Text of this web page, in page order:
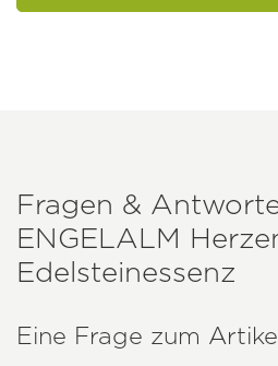
Fragen &
ENGELALM
Edelsteinessenz
Eine Frage zum